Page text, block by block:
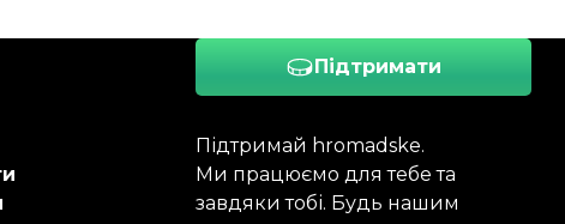
Підтримати
Підтримай hromadske.
Ми працюємо для тебе та
завдяки тобі. Будь нашим